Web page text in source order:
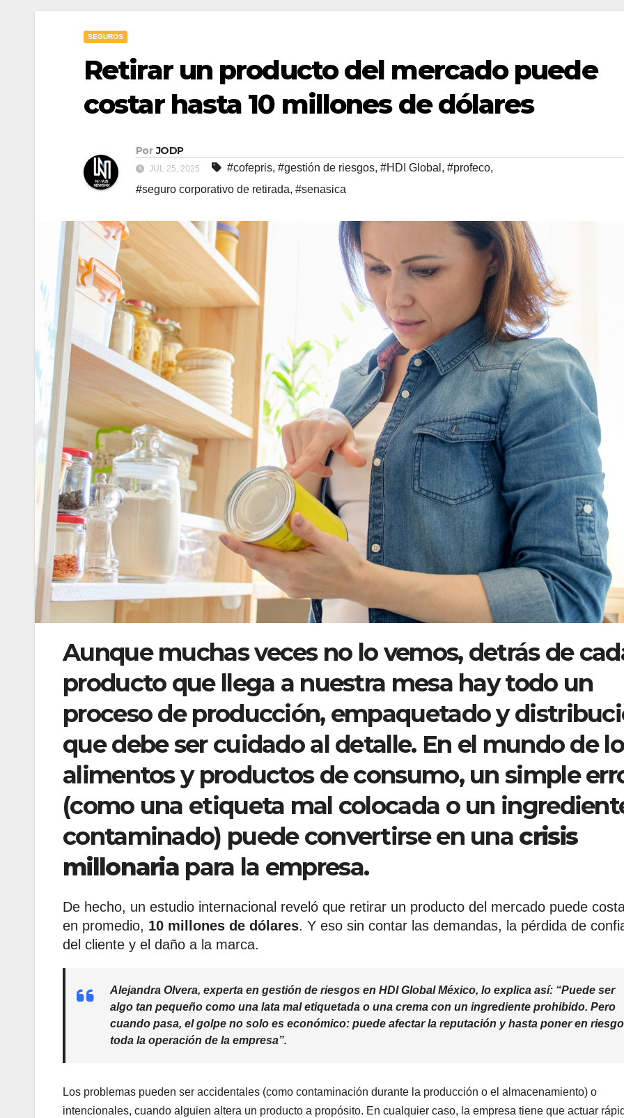
SEGUROS
Retirar un producto del mercado puede
costar hasta 10 millones de dólares
Por JODP
JUL 25, 2025 #cofepris, #gestión de riesgos, #HDI Global , #profeco,
#seguro corporativo de retirada, #senasica
Aunque muchas veces no lo vemos, detrás de
producto que llega a nuestra mesa hay todo un
proceso de producción, empaquetado y
que debe ser cuidado al detalle. En el mundo de
alimentos y productos de consumo, un simple
(como una etiqueta mal colocada o un
contaminado) puede convertirse en una crisis
millonaria para la empresa.
De hecho, un estudio internacional reveló que retirar un producto del mercado puede
en promedio, 10 millones de dólares. Y eso sin contar las demandas, la pérdida de
del cliente y el daño a la marca.
Alejandra Olvera, experta en gestión de riesgos en HDI Global México, lo explica así: “Puede ser
algo tan pequeño como una lata mal etiquetada o una crema con un ingrediente prohibido. Pero
cuando pasa, el golpe no solo es económico: puede afectar la reputación y hasta poner en riesgo
toda la operación de la empresa”.
Los problemas pueden ser accidentales (como contaminación durante la producción o el almacenamiento) o
intencionales, cuando alguien altera un producto a propósito. En cualquier caso, la empresa tiene que actuar